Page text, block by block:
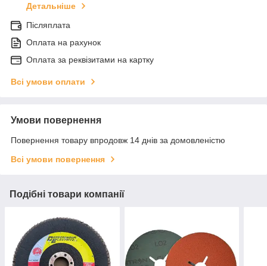
Детальніше
Післяплата
Оплата на рахунок
Оплата за реквізитами на картку
Всі умови оплати
Умови повернення
Повернення товару впродовж 14 днів за домовленістю
Всі умови повернення
Подібні товари компанії